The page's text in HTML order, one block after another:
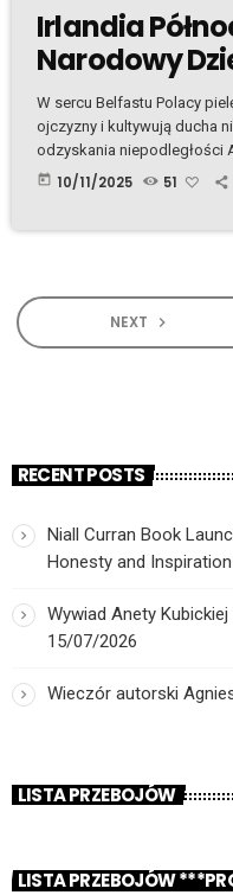
Irlandia
Narodowy
W sercu Belfastu Polacy
ojczyzny i kultywują ducha
odzyskania niepodległości
Słuchaczy Radia Cenzura
today 10/11/2025 51
NEXT navigate_next
RECENT POSTS
Niall Curran Book
Honesty and Inspiration
Wywiad Anety
15/07/2026
Wieczór autorski
LISTA PRZEBOJÓW
LISTA PRZEBOJÓW